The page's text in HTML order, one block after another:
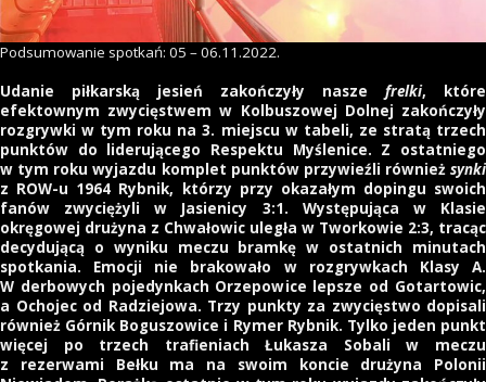
Podsumowanie spotkań: 05 – 06.11.2022.
Udanie piłkarską jesień zakończyły nasze frelki, które
efektownym zwycięstwem w Kolbuszowej Dolnej zakończyły
rozgrywki w tym roku na 3. miejscu w tabeli, ze stratą trzech
punktów do liderującego Respektu Myślenice. Z ostatniego
w tym roku wyjazdu komplet punktów przywieźli również synki
z ROW-u 1964 Rybnik, którzy przy okazałym dopingu swoich
fanów zwyciężyli w Jasienicy 3:1. Występująca w Klasie
okręgowej drużyna z Chwałowic uległa w Tworkowie 2:3, tracąc
decydującą o wyniku meczu bramkę w ostatnich minutach
spotkania. Emocji nie brakowało w rozgrywkach Klasy A.
W derbowych pojedynkach Orzepowice lepsze od Gotartowic,
a Ochojec od Radziejowa. Trzy punkty za zwycięstwo dopisali
również Górnik Boguszowice i Rymer Rybnik. Tylko jeden punkt
więcej po trzech trafieniach Łukasza Sobali w meczu
z rezerwami Bełku ma na swoim koncie drużyna Polonii